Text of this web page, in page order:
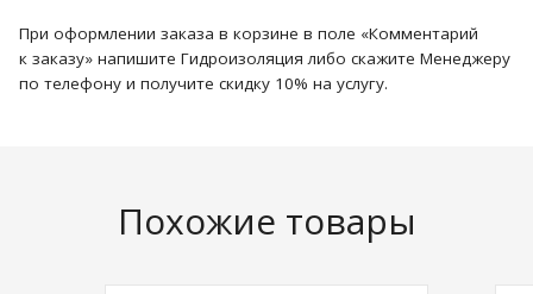
При оформлении заказа в корзине в поле «Комментарий
к заказу» напишите Гидроизоляция либо скажите Менеджеру
по телефону и получите скидку 10% на услугу.
Похожие товары